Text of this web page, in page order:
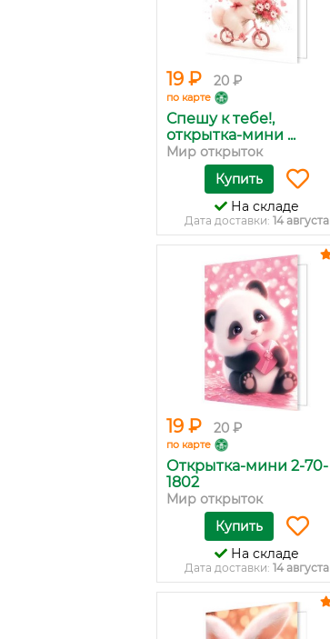
19 ₽ 20 ₽
по карте
Спешу к тебе!,
открытка-мини ...
Мир открыток
Купить
На складе
Дата доставки: 14 августа
19 ₽ 20 ₽
по карте
Открытка-мини 2-70-
1802
Мир открыток
Купить
На складе
Дата доставки: 14 августа